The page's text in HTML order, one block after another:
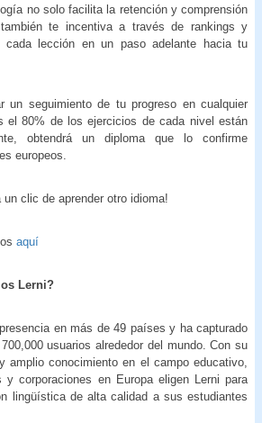
no solo facilita la retención y comprensión
te incentiva a través de rankings y
cada lección en un paso adelante hacia tu
un seguimiento de tu progreso en cualquier
el 80% de los ejercicios de cada nivel están
obtendrá un diploma que lo confirme
europeos.
clic de aprender otro idioma!
aquí
Lerni?
en más de 49 países y ha capturado
usuarios alrededor del mundo. Con su
amplio conocimiento en el campo educativo,
y corporaciones en Europa eligen Lerni para
lingüística de alta calidad a sus estudiantes